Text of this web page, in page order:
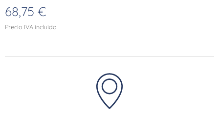
68,75 €
Precio IVA incluido